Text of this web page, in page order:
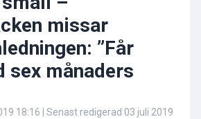
missar
”Får
sex månaders
18:16 | Senast redigerad 03 juli 2019